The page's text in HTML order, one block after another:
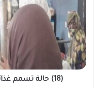
تسمم
غذائي
بالدامر
و
التفاصيل
صادمة
(18) حالة تسمم غذائي بالدامر و التفاصيل صادمة